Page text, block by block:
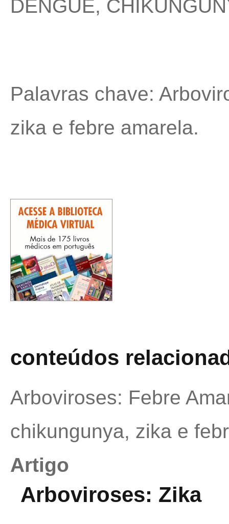
DENGUE,
Palavras chave:
zika e febre amarela.
conteúdos
Arboviroses: Febre
chikungunya, zika e
Artigo
Arboviroses: Zika